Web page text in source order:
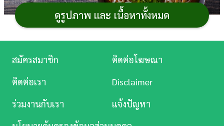
เมนู อาหาร จานเดียวเมนูเด็ดตาม
ถ้ามีเวลามาทำกินเองเลยเถอะ กระปุกดอทคอมขอนำเสนอ
วิธีทำ
ก๋วยเตี๋ยวไก่ ตุ๋นพะโล้ ใส่ผงพะโล้เพื่อความสะดวก ใส่
ดูรูปภาพ และ เนื้อหาทั้งหมด
ดู
Music
สมัครสมาชิก
ติดต่อโฆษณา
ติดต่อเรา
Disclaimer
ร่วมงานกับเรา
แจ้งปัญหา